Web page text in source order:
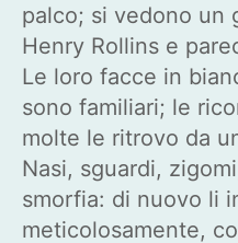
palco; si vedono un
Henry Rollins e
Le loro facce in
sono familiari; le
molte le ritrovo da
Nasi, sguardi,
smorfia: di nuovo li
meticolosamente,